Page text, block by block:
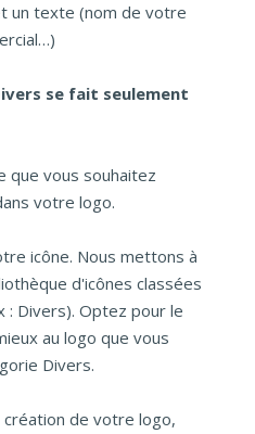
un texte (nom de votre
se fait seulement
que vous souhaitez
votre logo.
icône. Nous mettons à
d'icônes classées
: Divers). Optez pour le
au logo que vous
Divers.
création de votre logo,